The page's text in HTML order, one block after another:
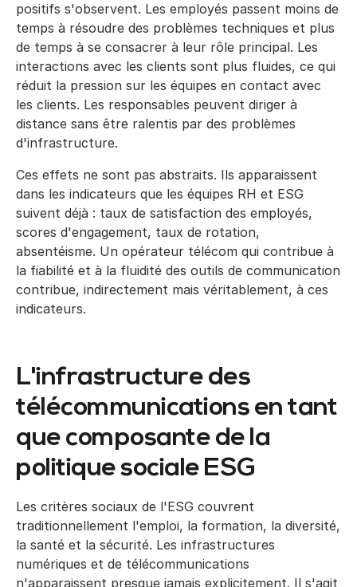
positifs s'observent. Les employés passent moins de
temps à résoudre des problèmes techniques et plus
de temps à se consacrer à leur rôle principal. Les
interactions avec les clients sont plus fluides, ce qui
réduit la pression sur les équipes en contact avec
les clients. Les responsables peuvent diriger à
distance sans être ralentis par des problèmes
d'infrastructure.
Ces effets ne sont pas abstraits. Ils apparaissent
dans les indicateurs que les équipes RH et ESG
suivent déjà : taux de satisfaction des employés,
scores d'engagement, taux de rotation,
absentéisme. Un opérateur télécom qui contribue à
la fiabilité et à la fluidité des outils de communication
contribue, indirectement mais véritablement, à ces
indicateurs.
L'infrastructure des
télécommunications en tant
que composante de la
politique sociale ESG
Les critères sociaux de l'ESG couvrent
traditionnellement l'emploi, la formation, la diversité,
la santé et la sécurité. Les infrastructures
numériques et de télécommunications
n'apparaissent presque jamais explicitement. Il s'agit